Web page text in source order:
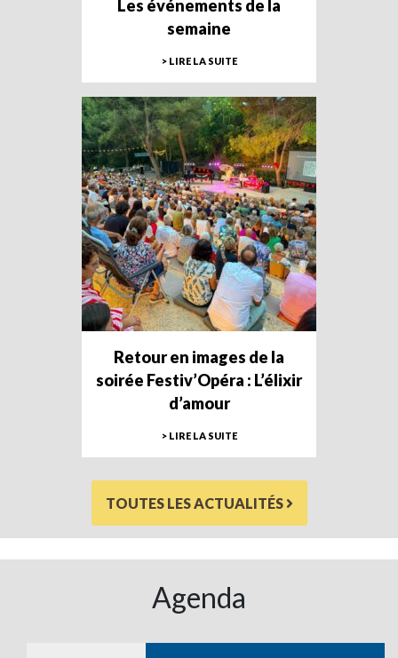
Les événements de la
semaine
> LIRE LA SUITE
Retour en images de la
soirée Festiv’Opéra : L’élixir
d’amour
> LIRE LA SUITE
TOUTES LES ACTUALITÉS
Agenda